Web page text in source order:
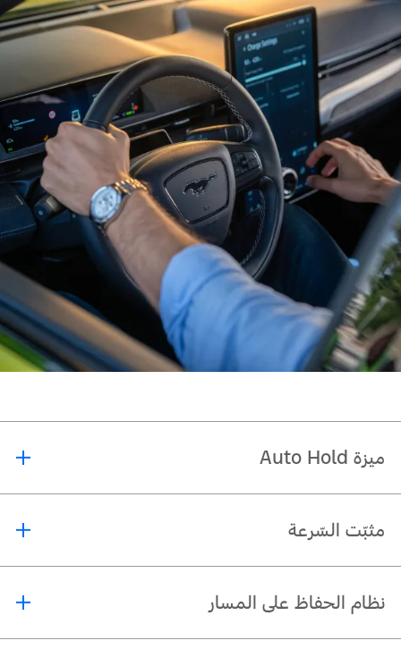
ميزة Auto Hold
عند الضّغط على دوّاسة الوقود. يمكنك تفعيل أو إيقاف هذه الميزة حسب الرّغبة.
مثبّت السّرعة
المحدّدة، أو مثبّت السّرعة التّفاعلي حيث تحافظ السّيّارة على مسافة محدّدة بينها وبين
السّيّارة الأماميّة بناءً على السّرعة الّتي قمت بتحديدها.
من قائمة مساعدة السّائق:
نظام الحفاظ على المسار